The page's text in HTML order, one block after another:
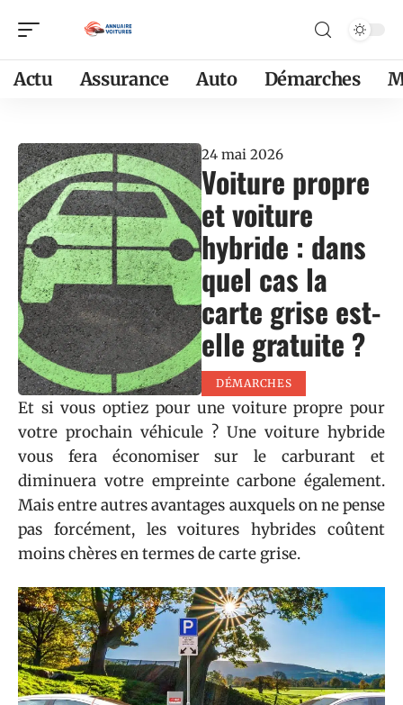
Actu Assurance Auto Démarches
24 mai 2026
Voiture propre
et voiture
hybride : dans
quel cas la
carte grise est-
elle gratuite ?
DÉMARCHES
Et si vous optiez pour une voiture propre pour
votre prochain véhicule ? Une voiture hybride
vous fera économiser sur le carburant et
diminuera votre empreinte carbone également.
Mais entre autres avantages auxquels on ne pense
pas forcément, les voitures hybrides coûtent
moins chères en termes de carte grise.